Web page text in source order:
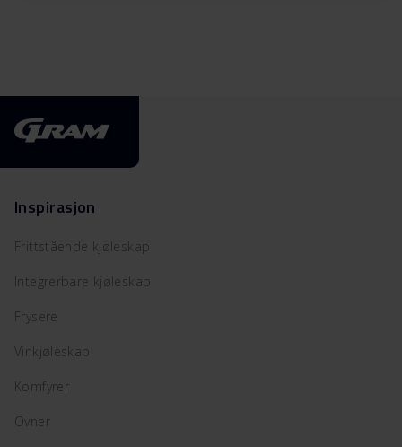
Inspirasjon
Frittstående kjøleskap
Integrerbare kjøleskap
Frysere
Vinkjøleskap
Komfyrer
Ovner